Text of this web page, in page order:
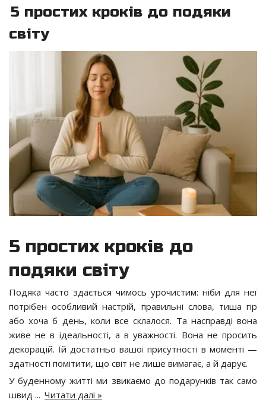
5 простих кроків до подяки
світу
5 простих кроків до
подяки світу
Подяка часто здається чимось урочистим: ніби для неї
потрібен особливий настрій, правильні слова, тиша гір
або хоча б день, коли все склалося. Та насправді вона
живе не в ідеальності, а в уважності. Вона не просить
декорацій. Їй достатньо вашої присутності в моменті —
здатності помітити, що світ не лише вимагає, а й дарує.
У буденному житті ми звикаємо до подарунків так само
швид ... Читати далі »